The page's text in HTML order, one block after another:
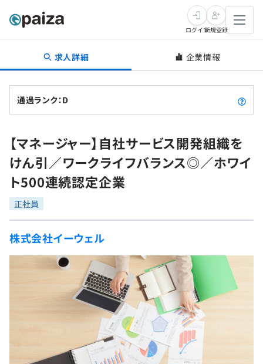
転職・キャリア
転職成功ガイド
転職エージェント
インタビュー
転職成功ガイド
新卒就活
求人検索
本選考
インターン
新卒エージェント
イベント・セミナー
学習
問題集
4択課題
個人向けプラン
プログラミング言語
評価結果一覧
再チャレンジ結果一覧
ゲーム・マンガ
Tech Team Journal
paizaとは？
ログイン新規登録
求人詳細 企業情報
通過ランク：D
【マネージャー】自社サービス開発組織を
けん引／ワークライフバランス◎／ホワイ
ト500連続認定企業
正社員
株式会社イーウェル